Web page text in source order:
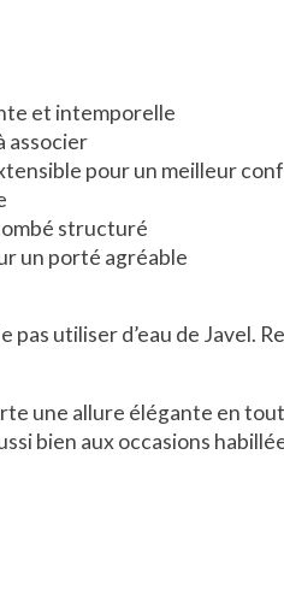
et intemporelle
associer
pour un meilleur
structuré
un porté agréable
pas utiliser d’eau de
une allure élégante en
bien aux occasions